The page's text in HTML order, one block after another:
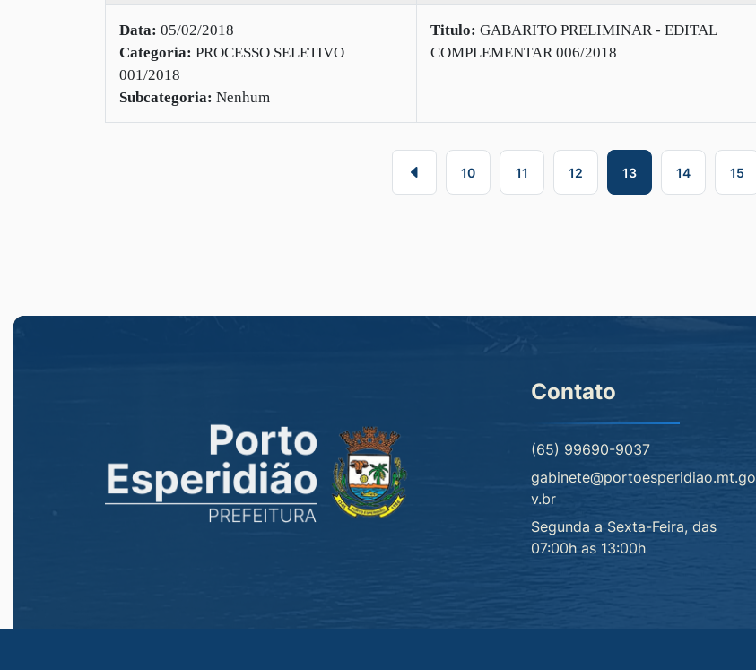
Data: 05/02/2018
Categoria: PROCESSO SELETIVO
001/2018
Subcategoria: Nenhum
Titulo: GABARITO PRELIMINAR - EDITAL
COMPLEMENTAR 006/2018
10 11 12 13 14 15
Contato
(65) 99690-9037
gabinete@portoesperidiao.mt.go
v.br
Segunda a Sexta-Feira, das
07:00h as 13:00h